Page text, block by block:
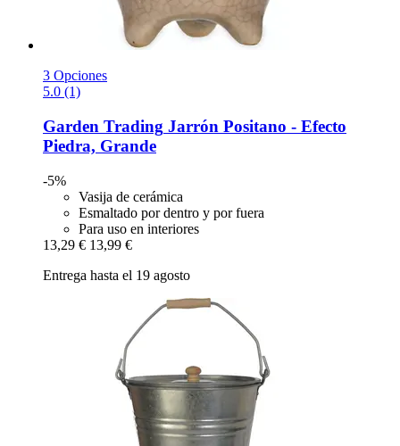
3 Opciones
5.0 (1)
Garden Trading Jarrón Positano -​ Efecto
Piedra, Grande
-5%
Vasija de cerámica
Esmaltado por dentro y por fuera
Para uso en interiores
13,29 € 13,99 €
Entrega hasta el 19 agosto